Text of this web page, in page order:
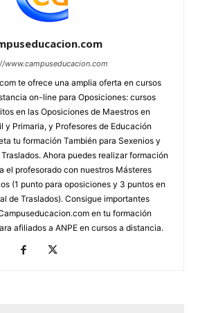
www.campuseducacion.com
te ofrece una amplia oferta en cursos
on-line para Oposiciones: cursos
en las Oposiciones de Maestros en
y Primaria, y Profesores de Educación
tu formación También para Sexenios y
Ahora puedes realizar formación
el profesorado con nuestros Másteres
(1 punto para oposiciones y 3 puntos en
de Traslados). Consigue importantes
en tu formación
afiliados a ANPE en cursos a distancia.